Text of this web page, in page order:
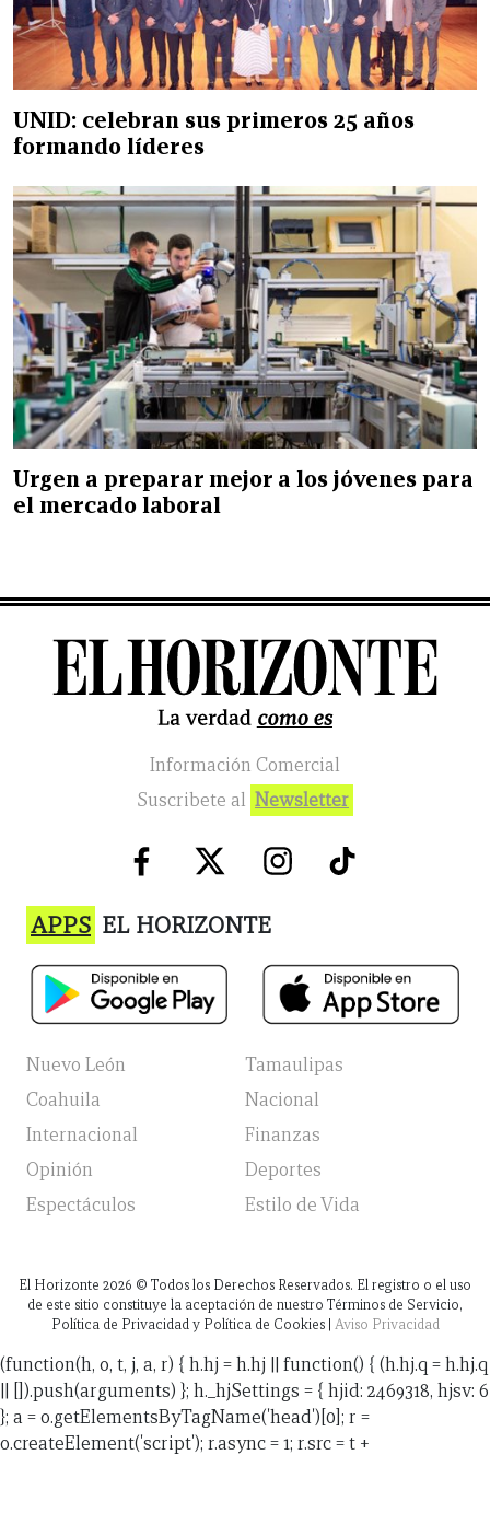
UNID: celebran sus primeros 25 años
formando líderes
Urgen a preparar mejor a los jóvenes para
el mercado laboral
Información Comercial
Suscribete al Newsletter
APPS EL HORIZONTE
Nuevo León
Tamaulipas
Coahuila
Nacional
Internacional
Finanzas
Opinión
Deportes
Espectáculos
Estilo de Vida
El Horizonte 2026 © Todos los Derechos Reservados. El registro o el uso
de este sitio constituye la aceptación de nuestro Términos de Servicio,
Política de Privacidad y Política de Cookies | Aviso Privacidad
(function(h, o, t, j, a, r) { h.hj = h.hj || function() { (h.hj.q = h.hj.q
|| []).push(arguments) }; h._hjSettings = { hjid: 2469318, hjsv: 6
}; a = o.getElementsByTagName('head')[0]; r =
o.createElement('script'); r.async = 1; r.src = t +